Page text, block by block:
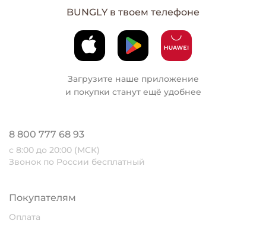
BUNGLY в твоем телефоне
Загрузите наше приложение
и покупки станут ещё удобнее
8 800 777 68 93
с 8:00 до 20:00 (МСК)
Звонок по России бесплатный
Покупателям
Оплата